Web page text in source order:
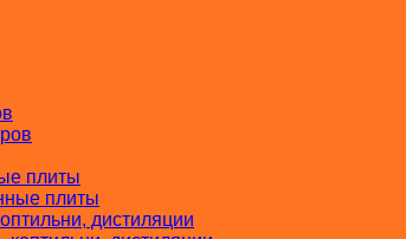
плиты
дистиляции